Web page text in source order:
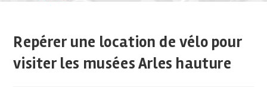
Repérer une location de vélo pour
visiter les musées Arles hauture